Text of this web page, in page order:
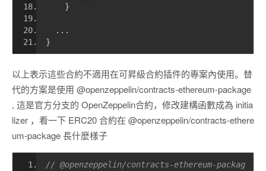
}
...
}
以上表示這些合約不適用在可昇級合約插件的專案內使用。替
代的方案是使用 @openzeppelin/contracts-ethereum-package
, 這是官方分支的 OpenZeppelin合約，修改建構函數成為 initia
lizer ，看一下 ERC20 合約在 @openzeppelin/contracts-ethere
um-package 長什麼樣子
// @openzeppelin/contracts-ethereum-packag